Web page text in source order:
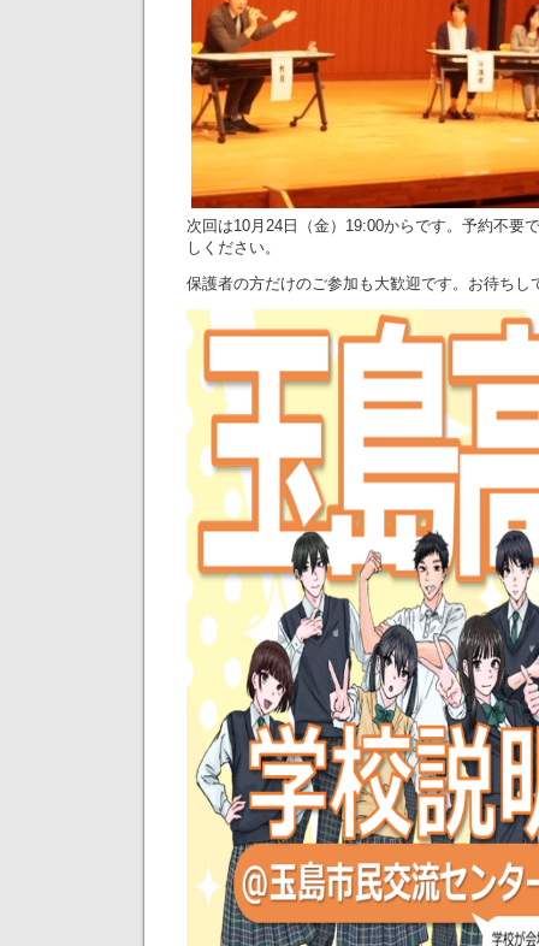
次回は10月24日（金）19:00からです。予約不要
しください。
保護者の方だけのご参加も大歓迎です。お待ちし